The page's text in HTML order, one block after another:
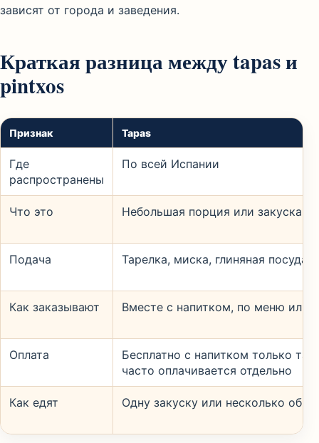
зависят от города и заведения.
Краткая разница между tapas и
pintxos
Признак Tapas
Где
распространены
По всей Испании
Что это Небольшая порция или закуска
Подача Тарелка, миска, глиняная посуда,
Как заказывают Вместе с напитком, по меню или
Оплата
Бесплатно с напитком только
часто оплачивается отдельно
Как едят Одну закуску или несколько